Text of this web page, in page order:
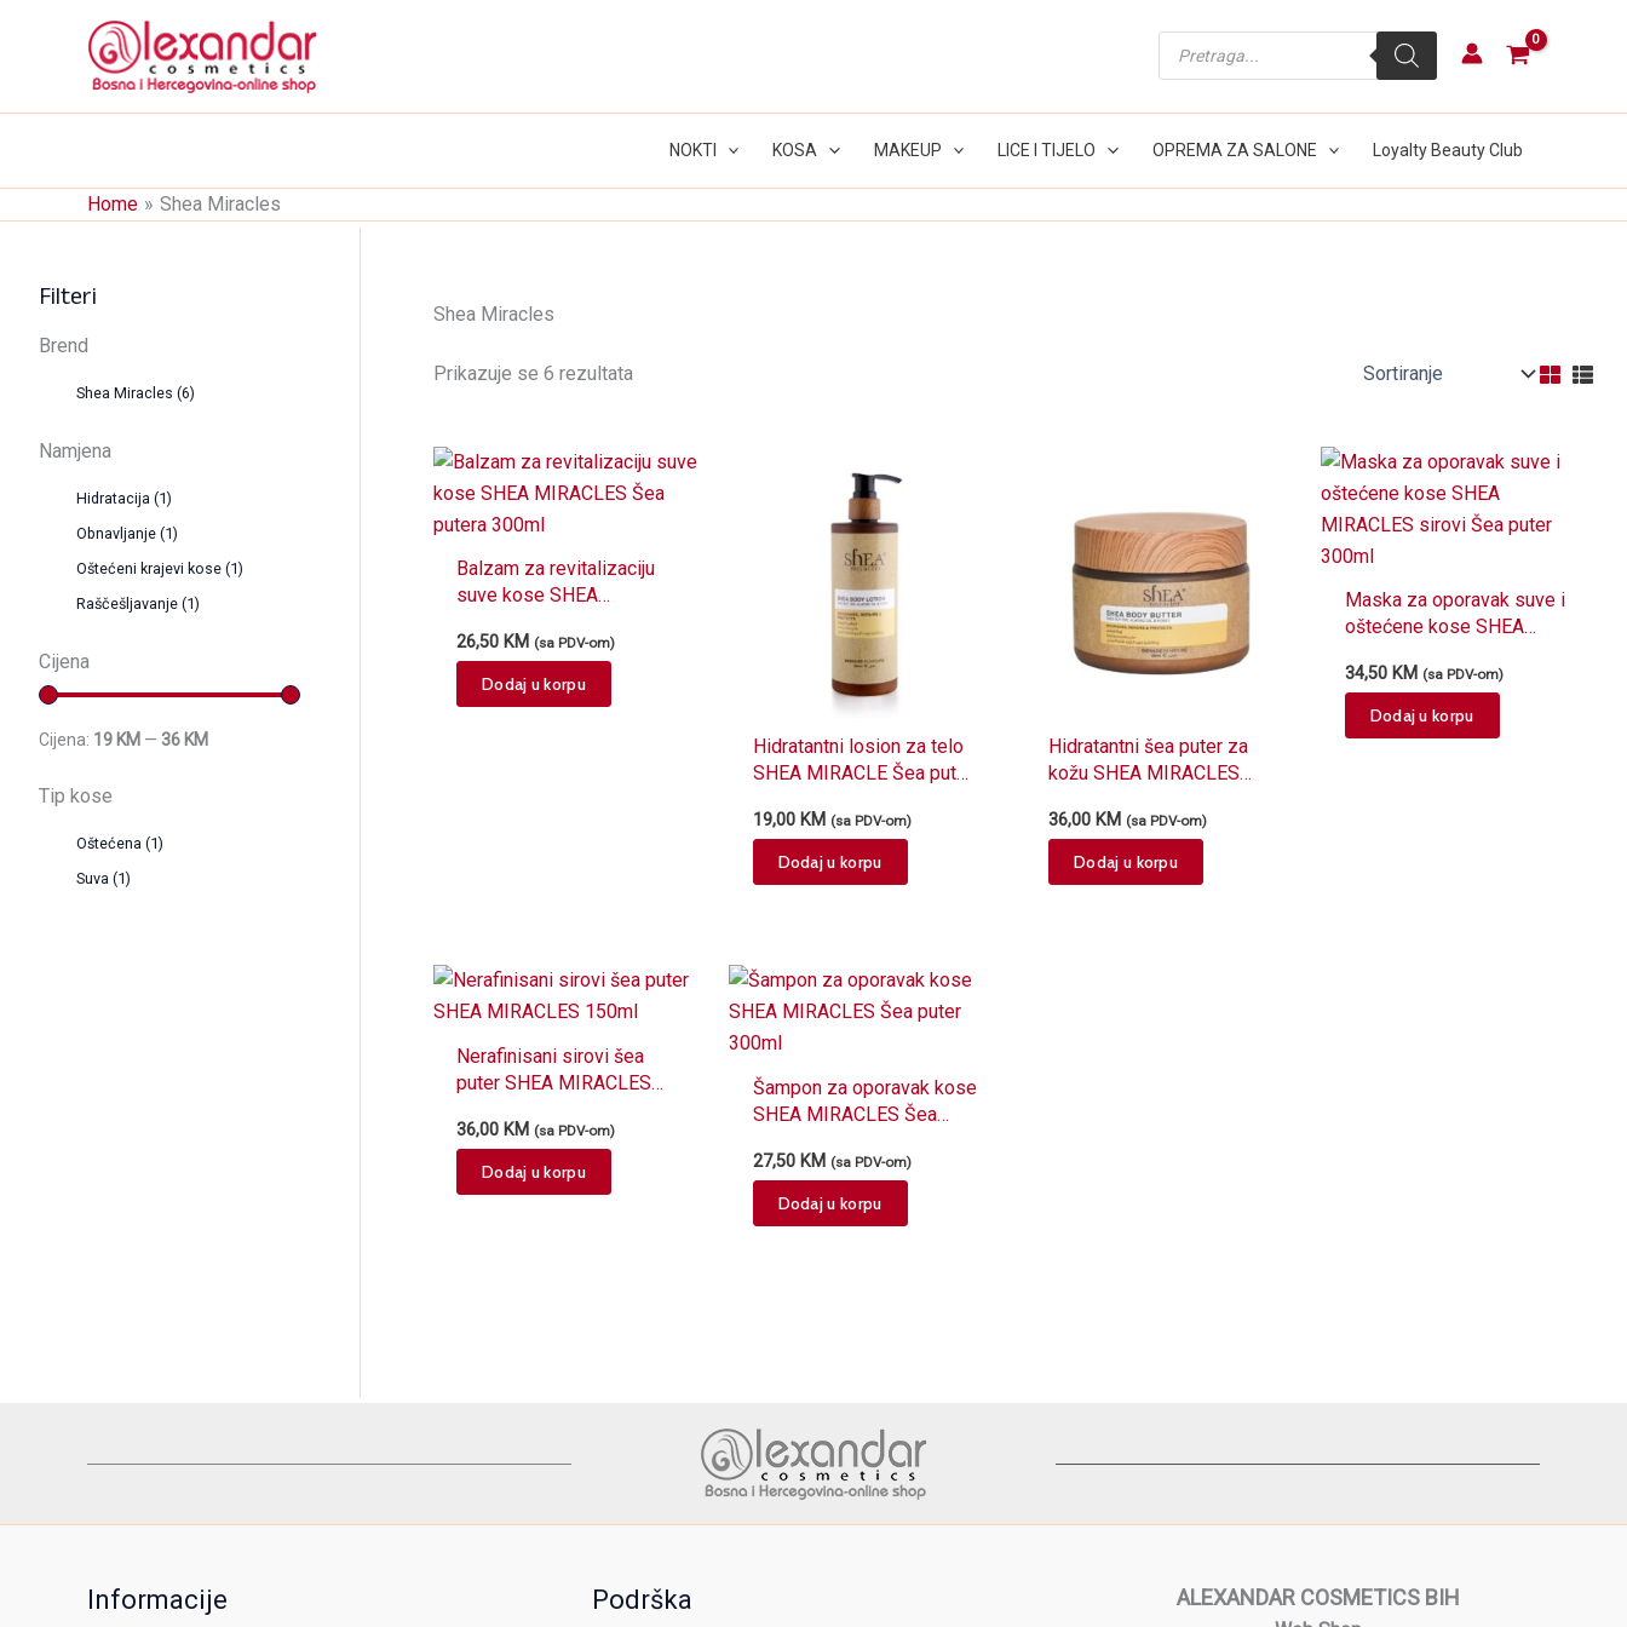
search
NOKTI KOSA MAKEUP LICE I TIJELO OPREMA ZA SALONE Loyalty Beauty Club
Home Shea Miracles
Filteri
Brend
Shea Miracles (6)
Namjena
Hidratacija (1)
Obnavljanje (1)
Oštećeni krajevi kose (1)
Raščešljavanje (1)
Cijena
Cijena: 19 KM — 36 KM
Tip kose
Oštećena (1)
Suva (1)
Shea Miracles
Prikazuje se 6 rezultata
Balzam za revitalizaciju
suve kose SHEA
300ml
26,50 KM (sa PDV-om)
Dodaj u korpu
Hidratantni losion za telo
SHEA MIRACLE Šea puter
19,00 KM (sa PDV-om)
Dodaj u korpu
Hidratantni šea puter za
kožu SHEA MIRACLES
150ml
36,00 KM (sa PDV-om)
Dodaj u korpu
Maska za oporavak suve i
oštećene kose SHEA
puter 300ml
34,50 KM (sa PDV-om)
Dodaj u korpu
Nerafinisani sirovi šea
puter SHEA MIRACLES
36,00 KM (sa PDV-om)
Dodaj u korpu
Šampon za oporavak kose
SHEA MIRACLES Šea
27,50 KM (sa PDV-om)
Dodaj u korpu
Informacije Podrška ALEXANDAR COSMETICS BIH